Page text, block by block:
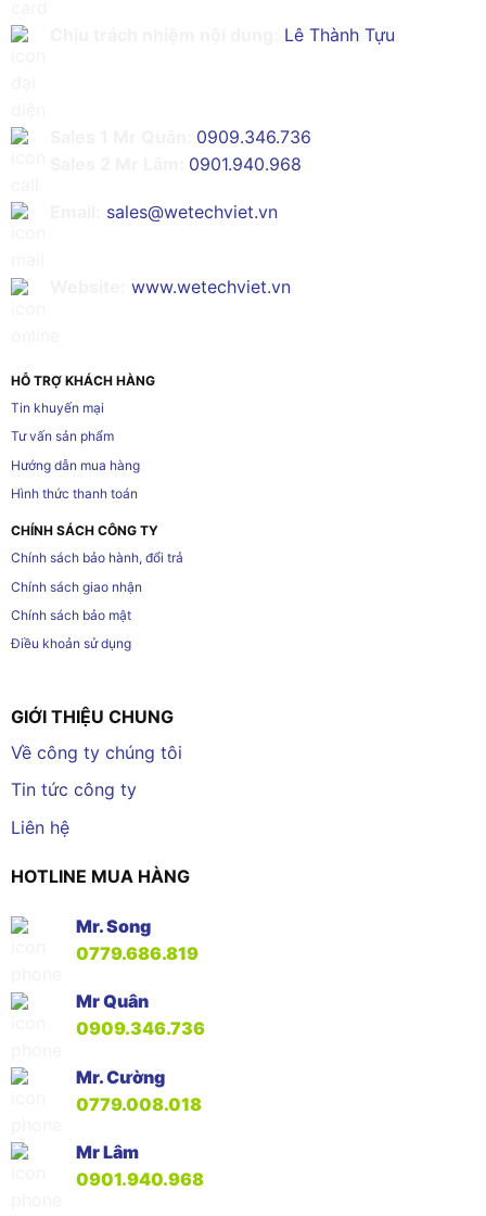
Lê Thành Tựu
0909.346.736
0901.940.968
sales@wetechviet.vn
www.wetechviet.vn
HỖ TRỢ KHÁCH HÀNG
Tin khuyến mại
Tư vấn sản phẩm
Hướng dẫn mua hàng
Hình thức thanh toán
CHÍNH SÁCH CÔNG TY
Chính sách bảo hành, đổi trả
Chính sách giao nhận
Chính sách bảo mật
Điều khoản sử dụng
GIỚI THIỆU CHUNG
Về công ty chúng tôi
Tin tức công ty
Liên hệ
HOTLINE MUA HÀNG
Mr. Song
0779.686.819
Mr Quân
0909.346.736
Mr. Cường
0779.008.018
Mr Lâm
0901.940.968